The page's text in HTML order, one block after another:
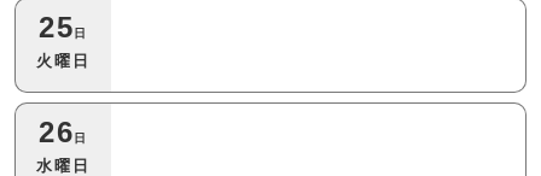
25 日
火曜日
26 日
水曜日